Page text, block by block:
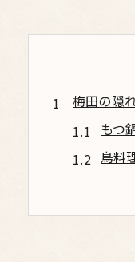
梅田の隠
もつ
鳥料
梅
調理